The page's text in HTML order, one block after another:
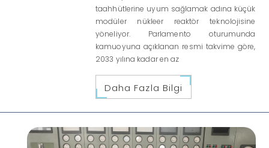
taahhütlerine uyum sağlamak adına küçük
modüler nükleer reaktör teknolojisine
yöneliyor. Parlamento oturumunda
kamuoyuna açıklanan resmi takvime göre,
2033 yılına kadar en az
Daha Fazla Bilgi